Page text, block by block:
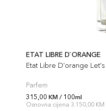
ETAT LIBRE D`ORANGE
Etat Libre D'orange
Parfem
315,00 KM / 100ml
Osnovna cijena 3.150,00 KM